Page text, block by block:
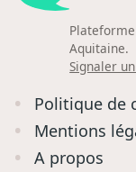
Aquitaine.
Signaler
Politique de
Mentions
A propos